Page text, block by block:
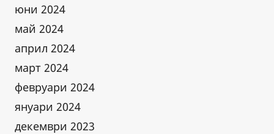
юни 2024
май 2024
април 2024
март 2024
февруари 2024
януари 2024
декември 2023